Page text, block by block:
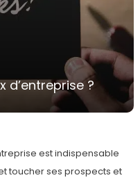
d’entreprise ?
est indispensable
toucher ses prospects et